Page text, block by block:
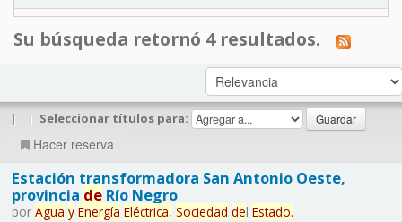
Su búsqueda retornó 4 resultados.
| | Seleccionar títulos para:
Hacer reserva
Estación transformadora San Antonio Oeste,
provincia deRío Negro
por Agua y Energía Eléctrica, Sociedad del Estado.